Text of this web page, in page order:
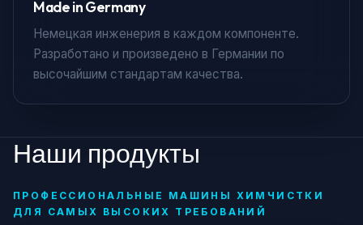
Made in Germany
Немецкая инженерия в каждом компоненте.
Разработано и произведено в Германии по
высочайшим стандартам качества.
Наши продукты
ПРОФЕССИОНАЛЬНЫЕ МАШИНЫ ХИМЧИСТКИ
ДЛЯ САМЫХ ВЫСОКИХ ТРЕБОВАНИЙ